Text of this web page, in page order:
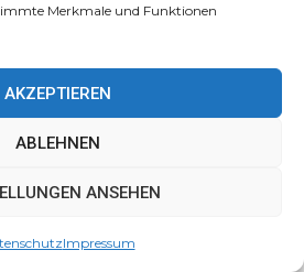
Merkmale und Funktionen
AKZEPTIEREN
ABLEHNEN
ANSEHEN
Impressum
Autos senden Daten an
der…
davon aus, dass Sie damit
Akzeptieren Mehr erfahren